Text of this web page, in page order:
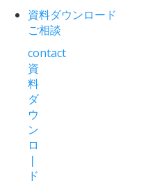
資料ダウンロード
ご相談
contact
資
料
ダ
ウ
ン
ロ
❘
ド